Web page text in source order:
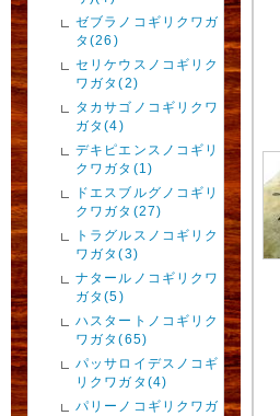
ゼブラノコギリクワガ
タ(26)
セリケウスノコギリク
ワガタ(2)
タカサゴノコギリクワ
ガタ(4)
デキピエンスノコギリ
クワガタ(1)
ドエスブルグノコギリ
クワガタ(27)
トラグルスノコギリク
ワガタ(3)
ナタールノコギリクワ
ガタ(5)
ハスタートノコギリク
ワガタ(65)
パッサロイデスノコギ
リクワガタ(4)
パリーノコギリクワガ